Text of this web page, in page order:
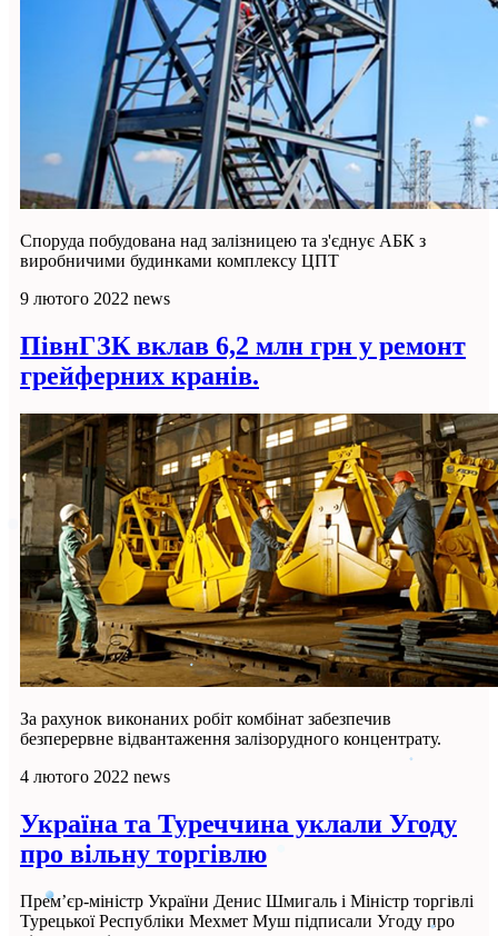
Споруда побудована над залізницею та з'єднує АБК з
виробничими будинками комплексу ЦПТ
9 лютого 2022 news
ПівнГЗК вклав 6,2 млн грн у ремонт
грейферних кранів.
За рахунок виконаних робіт комбінат забезпечив
безперервне відвантаження залізорудного концентрату.
4 лютого 2022 news
Україна та Туреччина уклали Угоду
про вільну торгівлю
Прем’єр-міністр України Денис Шмигаль і Міністр торгівлі
Турецької Республіки Мехмет Муш підписали Угоду про